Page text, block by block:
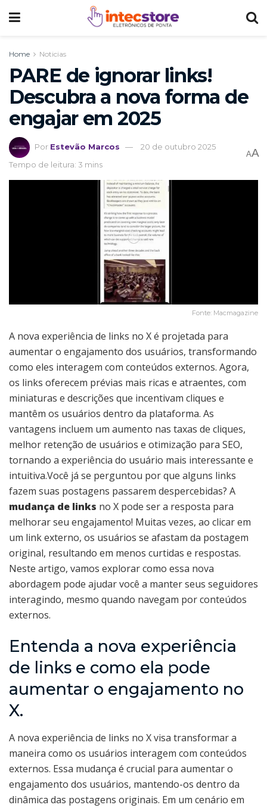
Home Noticias
PARE de ignorar links!
Descubra a nova forma de
engajar em 2025
Por Estevão Marcos
20 de outubro 2025
Tempo de leitura: 3 mins
AA
Fonte: Macmagazine
A nova experiência de links no X é projetada para
aumentar o engajamento dos usuários, transformando
como eles interagem com conteúdos externos. Agora,
os links oferecem prévias mais ricas e atraentes, com
miniaturas e descrições que incentivam cliques e
mantêm os usuários dentro da plataforma. As
vantagens incluem um aumento nas taxas de cliques,
melhor retenção de usuários e otimização para SEO,
tornando a experiência do usuário mais interessante e
intuitiva.Você já se perguntou por que alguns links
fazem suas postagens passarem despercebidas? A
mudança de links no X pode ser a resposta para
melhorar seu engajamento! Muitas vezes, ao clicar em
um link externo, os usuários se afastam da postagem
original, resultando em menos curtidas e respostas.
Neste artigo, vamos explorar como essa nova
abordagem pode ajudar você a manter seus seguidores
interagindo, mesmo quando navegam por conteúdos
externos.
Entenda a nova experiência
de links e como ela pode
aumentar o engajamento no
X.
A nova experiência de links no X visa transformar a
maneira como os usuários interagem com conteúdos
externos. Essa mudança é crucial para aumentar o
engajamento dos usuários, mantendo-os dentro da
dinâmica das postagens originais. Em um cenário em